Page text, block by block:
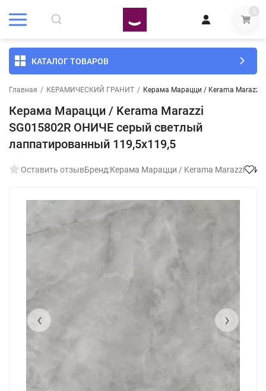
0
КАТАЛОГ ТОВАРОВ
Главная / КЕРАМИЧЕСКИЙ ГРАНИТ / Керама Марацци / Kerama Marazzi
Керама Марацци / Kerama Marazzi
SG015802R ОНИЧЕ серый светлый
лаппатированный 119,5x119,5
Оставить отзывБренд:Керама Марацци / Kerama Marazzi
‹ ›